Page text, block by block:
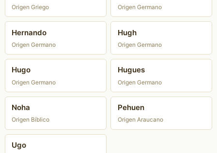
Origen Griego Origen Germano
Hernando
Origen Germano
Hugh
Origen Germano
Hugo
Origen Germano
Hugues
Origen Germano
Noha
Origen Bíblico
Pehuen
Origen Araucano
Ugo